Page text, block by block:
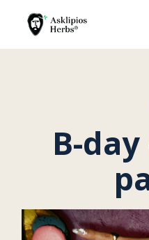
content
B-day